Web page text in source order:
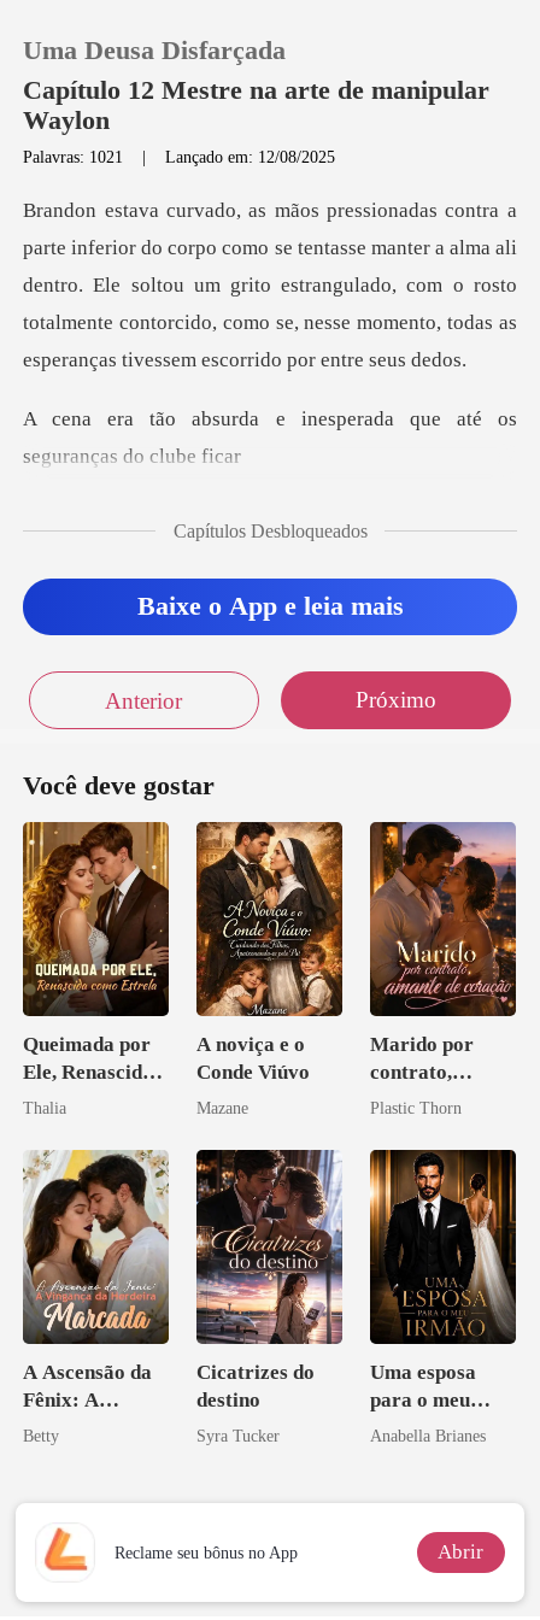
Loja
Histórico
Baixar App
Uma Deusa Disfarçada
Capítulo 12 Mestre na arte de manipular
Waylon
Palavras: 1021 |Lançado em: 12/08/2025
sse manter a alma ali
dentro. Ele soltou um grito estrangulado, com o rosto
totalmente cont
inesperada que até os
s
Capítulos Desbloqueados
Baixe o App e leia mais
Anterior Próximo
Você deve gostar
Queimada por
Ele, Renascida
como Estrela
Thalia
A noviça e o
Conde Viúvo
Mazane
Marido por
contrato,
amante de
Plastic Thorn
A Ascensão da
Fênix: A
Vingança da
Betty
Cicatrizes do
destino
Syra Tucker
Uma esposa
para o meu
irmão
Anabella Brianes
Reclame seu bônus no App Abrir